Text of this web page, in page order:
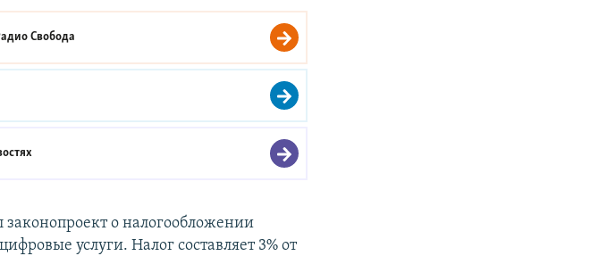
Свобода
о налогообложении
услуги. Налог составляет 3% от